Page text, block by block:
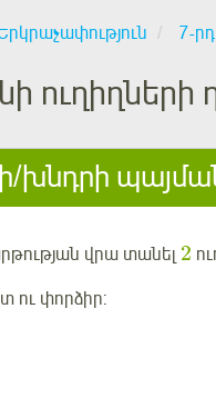
7-
ուղիղների
խնդրի
վրա տանել 2
ու փորձիր: